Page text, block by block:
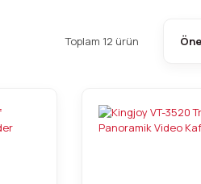
Toplam 12 ürün